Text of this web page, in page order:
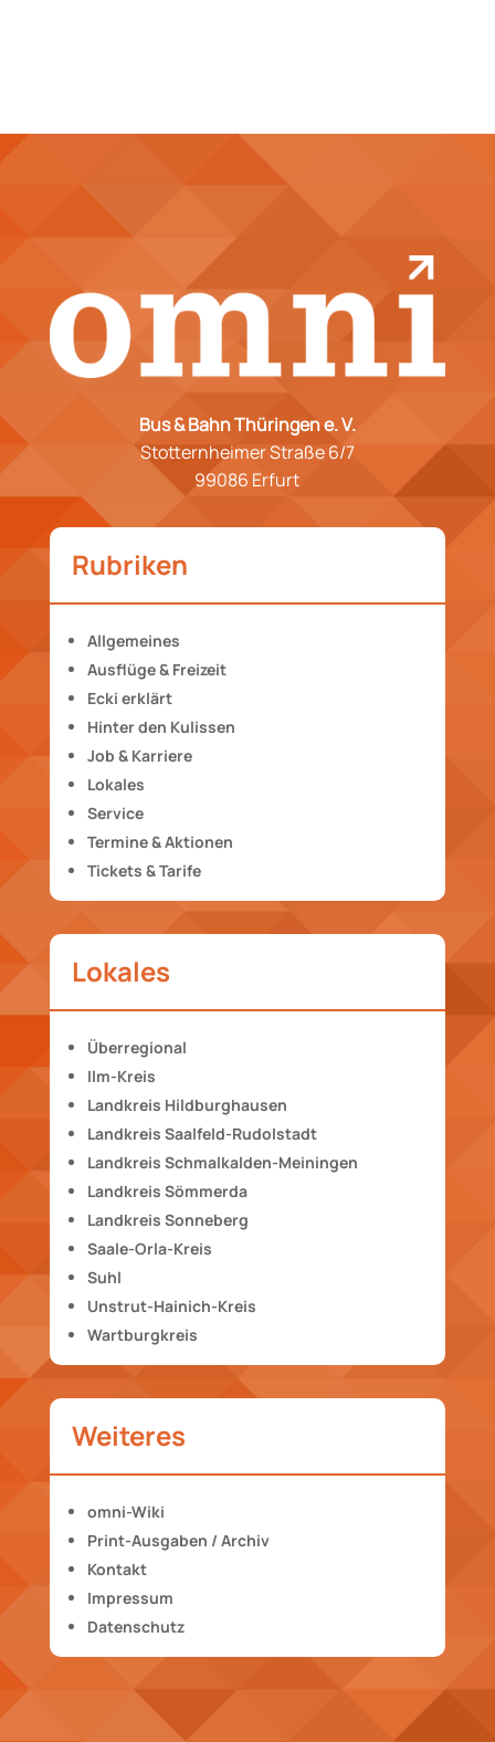
Bus & Bahn Thüringen e. V.
Stotternheimer Straße 6/7
99086 Erfurt
Rubriken
Allgemeines
Ausflüge & Freizeit
Ecki erklärt
Hinter den Kulissen
Job & Karriere
Lokales
Service
Termine & Aktionen
Tickets & Tarife
Lokales
Überregional
Ilm-Kreis
Landkreis Hildburghausen
Landkreis Saalfeld-Rudolstadt
Landkreis Schmalkalden-Meiningen
Landkreis Sömmerda
Landkreis Sonneberg
Saale-Orla-Kreis
Suhl
Unstrut-Hainich-Kreis
Wartburgkreis
Weiteres
omni-Wiki
Print-Ausgaben / Archiv
Kontakt
Impressum
Datenschutz